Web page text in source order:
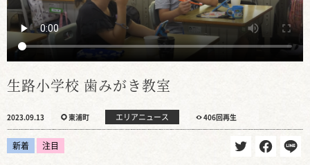
生路小学校 歯みがき教室
2023.09.13 東浦町 エリアニュース 406回再生
新着 注目